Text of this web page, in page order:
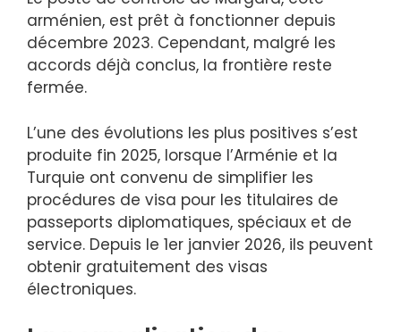
arménien, est prêt à fonctionner depuis
décembre 2023. Cependant, malgré les
accords déjà conclus, la frontière reste
fermée.
L’une des évolutions les plus positives s’est
produite fin 2025, lorsque l’Arménie et la
Turquie ont convenu de simplifier les
procédures de visa pour les titulaires de
passeports diplomatiques, spéciaux et de
service. Depuis le 1er janvier 2026, ils peuvent
obtenir gratuitement des visas
électroniques.